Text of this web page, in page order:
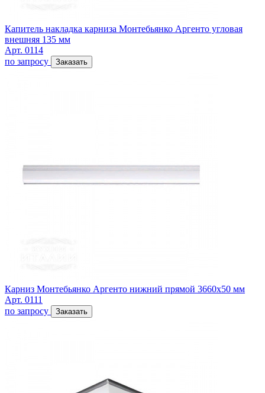
Капитель накладка карниза Монтебьянко Аргенто угловая
внешняя 135 мм
Арт. 0114
по запросу
Заказать
Карниз Монтебьянко Аргенто нижний прямой 3660х50 мм
Арт. 0111
по запросу
Заказать